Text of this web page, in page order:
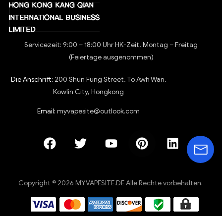
Servicezeit: 9:00 – 18:00 Uhr HK-Zeit, Montag – Freitag
(Feiertage ausgenommen)
Die Anschrift: 200 Shun Fung Street, To Awh Wan,
Kowlin City, Hongkong
Email: myvapesite@outlook.com
Copyright © 2026 MYVAPESITE.DE Alle Rechte vorbehalten.